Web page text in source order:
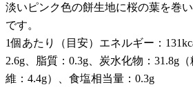
淡いピンク色の餅生地に桜の葉を巻
です。
1個あたり（目安）エネルギー：
2.6g、脂質：0.3g、炭水化物：31.8g
維：4.4g）、食塩相当量：0.3g